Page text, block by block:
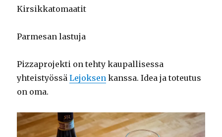
Kirsikkatomaatit
Parmesan lastuja
Pizzaprojekti on tehty kaupallisessa
yhteistyössäLejoksen kanssa. Idea ja toteutus
on oma.